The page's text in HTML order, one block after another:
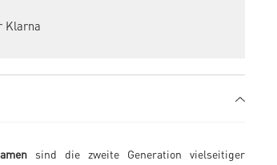
Klarna
sind die zweite Generation vielseitiger